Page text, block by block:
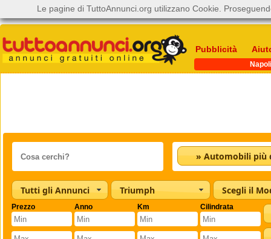
Pubblicità
Napoli
Tutti gli Annunci Triumph Scegli il
Prezzo Anno Km Cilindrata
Le pagine di TuttoAnnunci.org utilizzano Cookie.